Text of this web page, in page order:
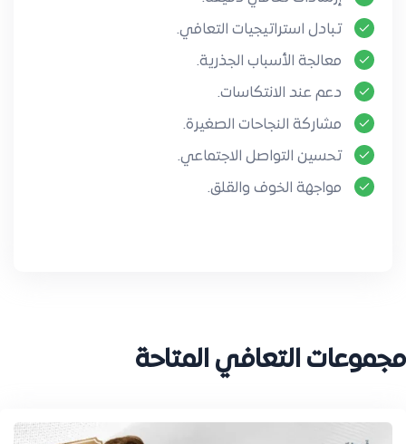
تبادل استراتيجيات التعافي.
معالجة الأسباب الجذرية.
دعم عند الانتكاسات.
مشاركة النجاحات الصغيرة.
تحسين التواصل الاجتماعي.
مواجهة الخوف والقلق.
مجموعات التعافي المتاحة